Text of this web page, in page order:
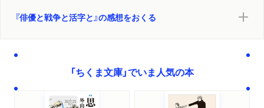
ヒロシマ・ユモレスク（丸山定夫、徳川夢声）
第５章 戰後となりて
葫蘆島の風、冷たく（芦田伸介）
『俳優と戦争と活字と』の感想をおくる
「ちくま文庫」でいま人気の本